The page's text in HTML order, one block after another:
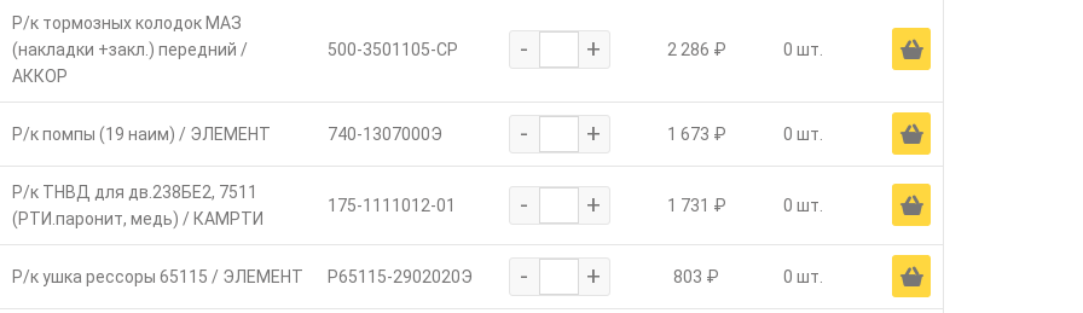
Р/к тормозных колодок МАЗ
(накладки +закл.) передний /
АККОР
500-3501105-СР - + 2 286 ₽ 0 шт. Ä
Р/к помпы (19 наим) / ЭЛЕМЕНТ 740-1307000Э - + 1 673 ₽ 0 шт. Ä
Р/к ТНВД для дв.238БЕ2, 7511
(РТИ.паронит, медь) / КАМРТИ
175-1111012-01 - + 1 731 ₽ 0 шт. Ä
Р/к ушка рессоры 65115 / ЭЛЕМЕНТ Р65115-2902020Э - + 803 ₽ 0 шт. Ä